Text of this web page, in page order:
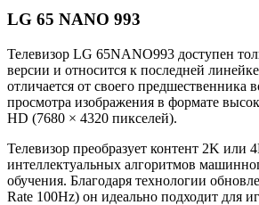
LG 65 NANO 993
Телевизор LG 65NANO993 доступен
версии и относится к последней
отличается от своего предшественника
просмотра изображения в формате
HD (7680 × 4320 пикселей).
Телевизор преобразует контент 2K
интеллектуальных алгоритмов
обучения. Благодаря технологии
Rate 100Hz) он идеально подходит для